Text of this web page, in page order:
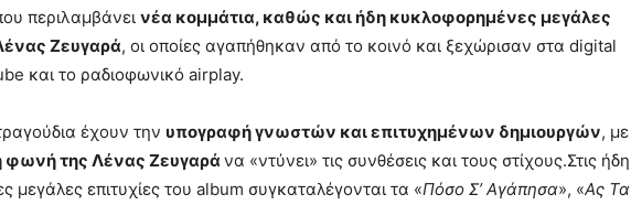
περιλαμβάνει νέα κομμάτια, καθώς και ήδη κυκλοφορημένες μεγάλες
Ζευγαρά, οι οποίες αγαπήθηκαν από το κοινό και ξεχώρισαν στα digital
και το ραδιοφωνικό airplay.
έχουν την υπογραφή γνωστών και επιτυχημένων δημιουργών, με
φωνή της Λένας Ζευγαρά να «ντύνει» τις συνθέσεις και τους στίχους.Στις ήδη
μεγάλες επιτυχίες του album συγκαταλέγονται τα «Πόσο Σ’ Αγάπησα», «Ας Τα